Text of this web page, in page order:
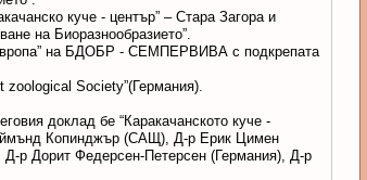
куче - център” – Стара Загора и
на Биоразнообразието”.
Европа” на БДОБР - СЕМПЕРВИВА с подкрепата
zoological Society”(Германия).
доклад бе “Каракачанското куче -
Копинджър (САЩ), Д-р Ерик Цимен
р Дорит Федерсен-Петерсен (Германия), Д-р